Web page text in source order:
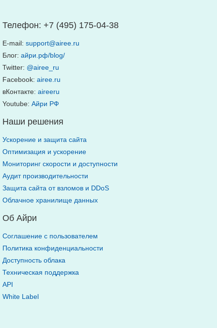
Телефон: +7 (495) 175-04-38
E-mail: support@airee.ru
Блог: айри.рф/blog/
Twitter: @airee_ru
Facebook: airee.ru
вКонтакте: aireeru
Youtube: Айри РФ
Наши решения
Ускорение и защита сайта
Оптимизация и ускорение
Мониторинг скорости и доступности
Аудит производительности
Защита сайта от взломов и DDoS
Облачное хранилище данных
Об Айри
Соглашение с пользователем
Политика конфиденциальности
Доступность облака
Техническая поддержка
API
White Label